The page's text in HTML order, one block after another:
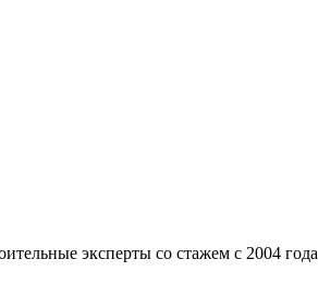
эксперты со стажем с 2004 года